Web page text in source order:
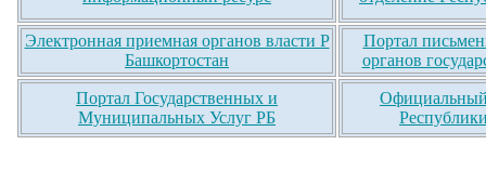
Электронная приемная органов власти Р
Башкортостан
Портал
органов
Портал Государственных и
Муниципальных Услуг РБ
Официальный